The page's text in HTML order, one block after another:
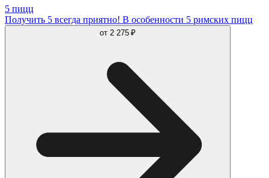
5 пицц
Получить 5 всегда приятно! В особенности 5 римских пицц
от 2 275 ₽